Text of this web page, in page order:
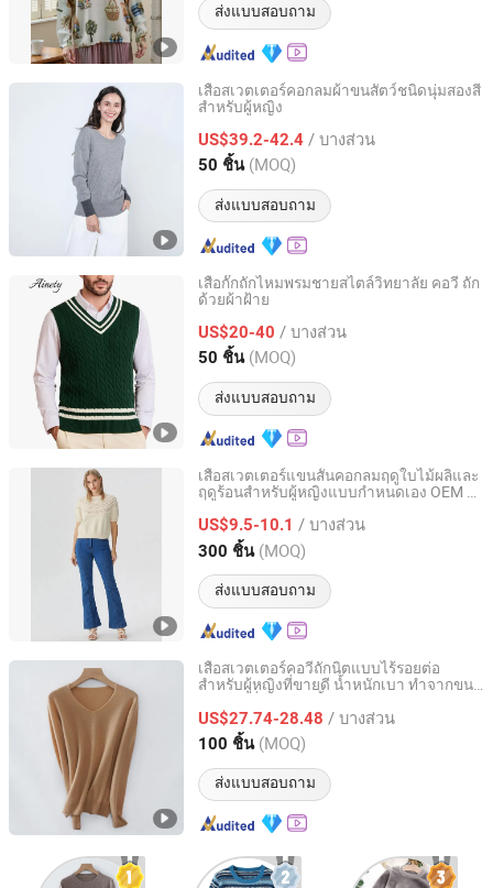
ส่งแบบสอบถาม
เสื้อสเวตเตอร์คอกลมผ้าขนสัตว์ชนิดนุ่มสองสี
สำหรับผู้หญิง
US$39.2-42.4 / บางส่วน
50 ชิ้น (MOQ)
ส่งแบบสอบถาม
Shanghai Brothers Textile Co., Ltd.
Shanghai, China อัตราจาก 2012
เสื้อกั๊กถักไหมพรมชายสไตล์วิทยาลัย คอวี ถัก
ด้วยผ้าฝ้าย
US$20-40 / บางส่วน
50 ชิ้น (MOQ)
ส่งแบบสอบถาม
Xiamen Ainety Garment Co., Ltd.
Fujian, China อัตราจาก 2026
เสื้อสเวตเตอร์แขนสั้นคอกลมฤดูใบไม้ผลิและ
ฤดูร้อนสำหรับผู้หญิงแบบกำหนดเอง OEM &
US$9.5-10.1 / บางส่วน
300 ชิ้น (MOQ)
ส่งแบบสอบถาม
Zhejiang Sign Fashions Co., Ltd.
Zhejiang, China อัตราจาก 2025
เสื้อสเวตเตอร์คอวีถักนิตแบบไร้รอยต่อ
สำหรับผู้หญิงที่ขายดี น้ำหนักเบา ทำจากขน
US$27.74-28.48 / บางส่วน
100 ชิ้น (MOQ)
ส่งแบบสอบถาม
Shanghai Brothers Textile Co., Ltd.
Shanghai, China อัตราจาก 2012